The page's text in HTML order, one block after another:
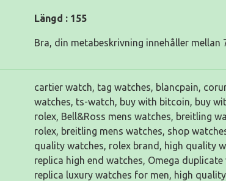
Längd : 155
Bra, din metabeskrivning innehåller mellan
cartier watch, tag watches, blancpain,
watches, ts-watch, buy with bitcoin, buy
rolex, Bell&Ross mens watches, breitling
rolex, breitling mens watches, shop
quality watches, rolex brand, high quality
replica high end watches, Omega
replica luxury watches for men, high